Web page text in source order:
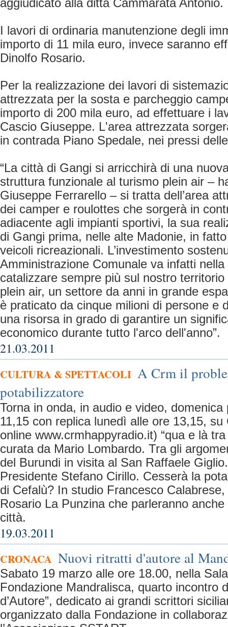
aggiudicato alla ditta Cammarata Antonio.
I lavori di ordinaria manutenzione degli
importo di 11 mila euro, invece saranno
Dinolfo Rosario.
Per la realizzazione dei lavori di
attrezzata per la sosta e parcheggio
importo di 200 mila euro, ad effettuare i
Cascio Giuseppe. L'area attrezzata
in contrada Piano Spedale, nei pressi
“La città di Gangi si arricchirà di una
struttura funzionale al turismo plein air –
Giuseppe Ferrarello – si tratta dell’area
dei camper e roulottes che sorgerà in
adiacente agli impianti sportivi, la sua
di Gangi prima, nelle alte Madonie, in
veicoli ricreazionali. L’investimento
Amministrazione Comunale va infatti nella
catalizzare sempre più sul nostro
plein air, un settore da anni in grande
è praticato da cinque milioni di persone e
una risorsa in grado di garantire un
economico durante tutto l'arco dell'anno”.
21.03.2011
CULTURA & SPETTACOLI A Crm il
potabilizzatore
Torna in onda, in audio e video, domenica
11,15 con replica lunedì alle ore 13,15,
online www.crmhappyradio.it) “qua e là tra
curata da Mario Lombardo. Tra gli
del Burundi in visita al San Raffaele
Presidente Stefano Cirillo. Cesserà la
di Cefalù? In studio Francesco
Rosario La Punzina che parleranno
città.
19.03.2011
CRONACA Nuovi ritratti d'autore al
Sabato 19 marzo alle ore 18.00, nella
Fondazione Mandralisca, quarto incontro
d’Autore”, dedicato ai grandi scrittori
organizzato dalla Fondazione in